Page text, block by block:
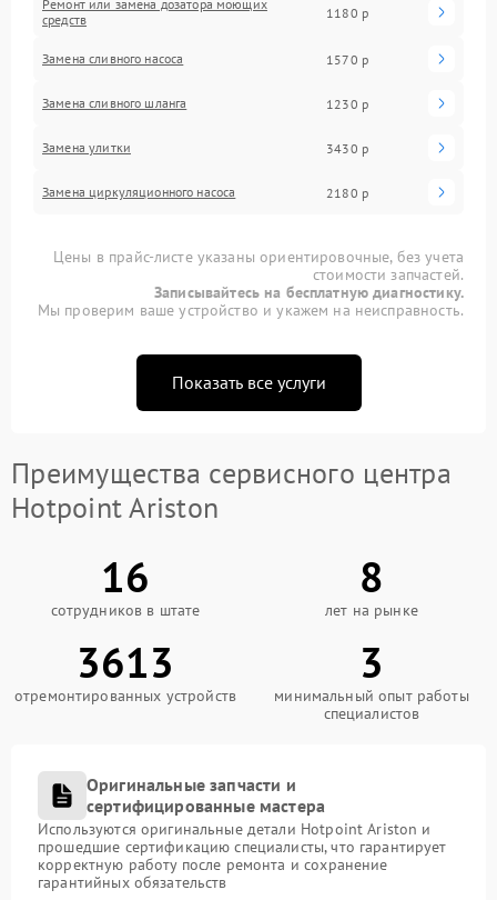
Ремонт или замена дозатора моющих
средств
1180 р
Замена сливного насоса 1570 р
Замена сливного шланга 1230 р
Замена улитки 3430 р
Замена циркуляционного насоса 2180 р
Цены в прайс-листе указаны ориентировочные, без учета
стоимости запчастей.
Записывайтесь на бесплатную диагностику.
Мы проверим ваше устройство и укажем на неисправность.
Показать все услуги
Преимущества сервисного центра
Hotpoint Ariston
16
сотрудников в штате
8
лет на рынке
3613
отремонтированных устройств
3
минимальный опыт работы
специалистов
Оригинальные запчасти и
сертифицированные мастера
Используются оригинальные детали Hotpoint Ariston и
прошедшие сертификацию специалисты, что гарантирует
корректную работу после ремонта и сохранение
гарантийных обязательств